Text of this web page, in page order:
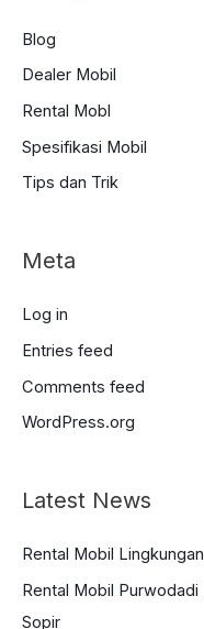
Blog
Dealer Mobil
Rental Mobl
Spesifikasi Mobil
Tips dan Trik
Meta
Log in
Entries feed
Comments feed
WordPress.org
Latest News
Rental Mobil
Rental Mobil Purwodadi
Sopir